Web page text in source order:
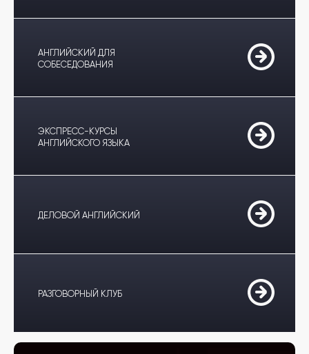
АНГЛИЙСКИЙ ДЛЯ
СОБЕСЕДОВАНИЯ
ЭКСПРЕСС-КУРСЫ
АНГЛИЙСКОГО ЯЗЫКА
ДЕЛОВОЙ АНГЛИЙСКИЙ
РАЗГОВОРНЫЙ КЛУБ